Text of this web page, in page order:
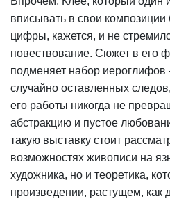
вписывать в свои композиции
цифры, кажется, и не
повествование. Сюжет в его
подменяет набор
случайно оставленных
его работы никогда не
абстракцию и пустое
такую выставку стоит
возможностях живописи на
художника, но и теоретика,
произведении, растущем, как